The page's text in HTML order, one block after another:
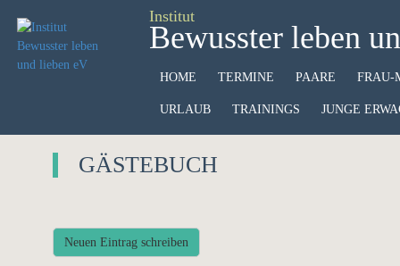
Institut
Bewusster leben
HOME TERMINE PAARE FRAU-
URLAUB TRAININGS JUNGE
GÄSTEBUCH